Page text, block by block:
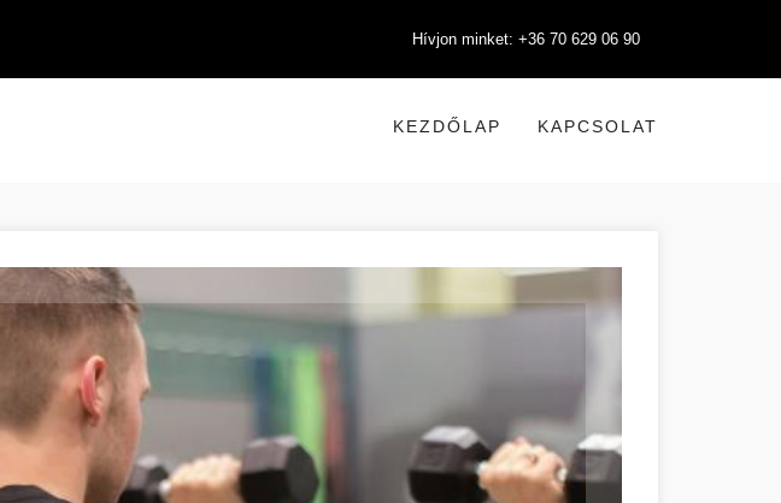
Hívjon minket: +36 70 629 06 90
KEZDŐLAP KAPCSOLAT